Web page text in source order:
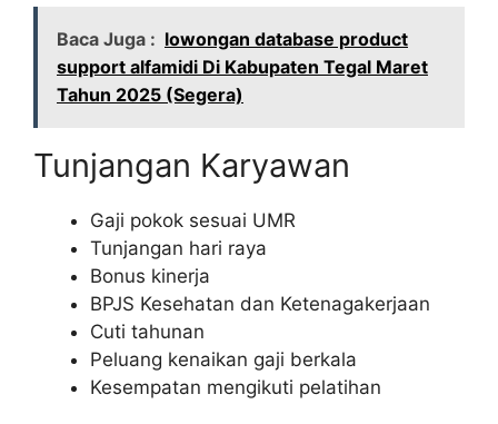
Baca Juga : lowongan database product
support alfamidi Di Kabupaten Tegal Maret
Tahun 2025 (Segera)
Tunjangan Karyawan
Gaji pokok sesuai UMR
Tunjangan hari raya
Bonus kinerja
BPJS Kesehatan dan Ketenagakerjaan
Cuti tahunan
Peluang kenaikan gaji berkala
Kesempatan mengikuti pelatihan